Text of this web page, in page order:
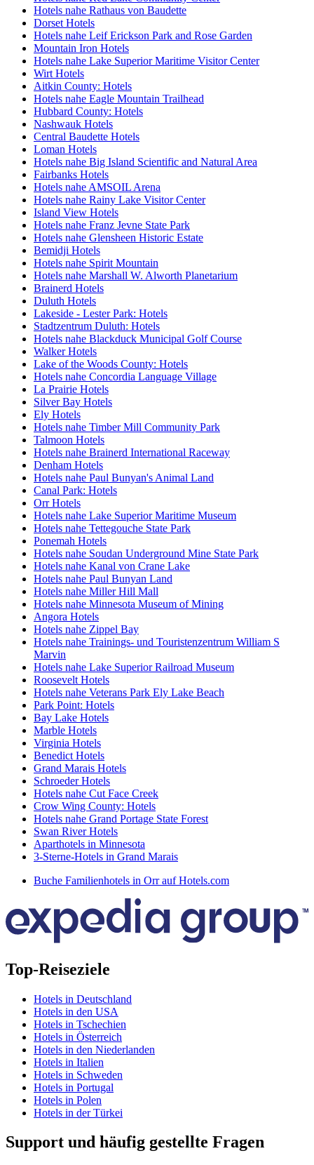
Hotels nahe Rathaus von Baudette
Dorset Hotels
Hotels nahe Leif Erickson Park and Rose Garden
Mountain Iron Hotels
Hotels nahe Lake Superior Maritime Visitor Center
Wirt Hotels
Aitkin County: Hotels
Hotels nahe Eagle Mountain Trailhead
Hubbard County: Hotels
Nashwauk Hotels
Central Baudette Hotels
Loman Hotels
Hotels nahe Big Island Scientific and Natural Area
Fairbanks Hotels
Hotels nahe AMSOIL Arena
Hotels nahe Rainy Lake Visitor Center
Island View Hotels
Hotels nahe Franz Jevne State Park
Hotels nahe Glensheen Historic Estate
Bemidji Hotels
Hotels nahe Spirit Mountain
Hotels nahe Marshall W. Alworth Planetarium
Brainerd Hotels
Duluth Hotels
Lakeside - Lester Park: Hotels
Stadtzentrum Duluth: Hotels
Hotels nahe Blackduck Municipal Golf Course
Walker Hotels
Lake of the Woods County: Hotels
Hotels nahe Concordia Language Village
La Prairie Hotels
Silver Bay Hotels
Ely Hotels
Hotels nahe Timber Mill Community Park
Talmoon Hotels
Hotels nahe Brainerd International Raceway
Denham Hotels
Hotels nahe Paul Bunyan's Animal Land
Canal Park: Hotels
Orr Hotels
Hotels nahe Lake Superior Maritime Museum
Hotels nahe Tettegouche State Park
Ponemah Hotels
Hotels nahe Soudan Underground Mine State Park
Hotels nahe Kanal von Crane Lake
Hotels nahe Paul Bunyan Land
Hotels nahe Miller Hill Mall
Hotels nahe Minnesota Museum of Mining
Angora Hotels
Hotels nahe Zippel Bay
Hotels nahe Trainings- und Touristenzentrum William S
Marvin
Hotels nahe Lake Superior Railroad Museum
Roosevelt Hotels
Hotels nahe Veterans Park Ely Lake Beach
Park Point: Hotels
Bay Lake Hotels
Marble Hotels
Virginia Hotels
Benedict Hotels
Grand Marais Hotels
Schroeder Hotels
Hotels nahe Cut Face Creek
Crow Wing County: Hotels
Hotels nahe Grand Portage State Forest
Swan River Hotels
Aparthotels in Minnesota
3-Sterne-Hotels in Grand Marais
Buche Familienhotels in Orr auf Hotels.com
Top-Reiseziele
Hotels in Deutschland
Hotels in den USA
Hotels in Tschechien
Hotels in Österreich
Hotels in den Niederlanden
Hotels in Italien
Hotels in Schweden
Hotels in Portugal
Hotels in Polen
Hotels in der Türkei
Support und häufig gestellte Fragen